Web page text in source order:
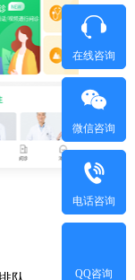
在线咨询
微信咨询
电话咨询
QQ咨询